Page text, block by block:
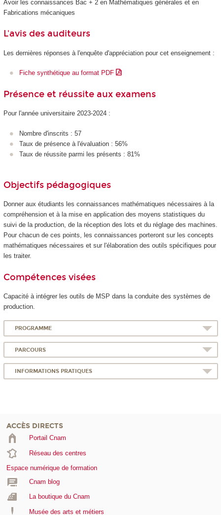
Avoir les connaissances Bac + 2 en Mathématiques générales et en
Fabrications mécaniques
L'avis des auditeurs
Les dernières réponses à l'enquête d'appréciation pour cet enseignement :
Fiche synthétique au format PDF
Présence et réussite aux examens
Pour l'année universitaire 2023-2024 :
Nombre d'inscrits : 57
Taux de présence à l'évaluation : 56%
Taux de réussite parmi les présents : 81%
Objectifs pédagogiques
Donner aux étudiants les connaissances mathématiques nécessaires à la
compréhension et à la mise en application des moyens statistiques du
suivi de la production, de la réception des lots et du réglage des machines.
Pour chacun de ces points, les connaissances porteront sur les concepts
mathématiques nécessaires et sur l'élaboration des outils spécifiques pour
les traiter.
Compétences visées
Capacité à intégrer les outils de MSP dans la conduite des systèmes de
production.
PROGRAMME
PARCOURS
INFORMATIONS PRATIQUES
ACCÈS DIRECTS
Portail Cnam
Réseau des centres
Espace numérique de formation
Cnam blog
La boutique du Cnam
Musée des arts et métiers